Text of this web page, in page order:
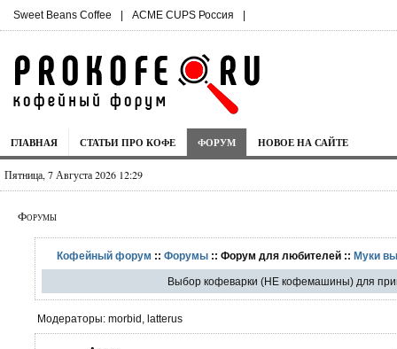
Sweet Beans Coffee | ACME CUPS Россия |
ГЛАВНАЯ СТАТЬИ ПРО КОФЕ ФОРУМ НОВОЕ НА САЙТЕ
Пятница, 7 Августа 2026 12:29
Форумы
Кофейный форум ::Форумы :: Форум для любителей ::Муки
Выбор кофеварки (НЕ кофемашины) для
Модераторы: morbid, latterus